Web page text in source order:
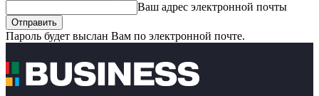
Ваш адрес электронной почты
Пароль будет выслан Вам по электронной почте.